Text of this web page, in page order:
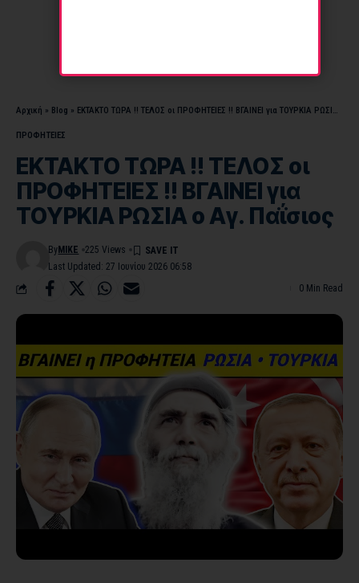
Αρχική » Blog » ΕΚΤΑΚΤΟ ΤΩΡΑ !! ΤΕΛΟΣ οι ΠΡΟΦΗΤΕΙΕΣ !! ΒΓΑΙΝΕΙ για ΤΟΥΡΚΙΑ ΡΩΣΙΑ ο Αγ. Παΐσιος
ΠΡΟΦΗΤΕΙΕΣ
ΕΚΤΑΚΤΟ ΤΩΡΑ !! ΤΕΛΟΣ οι
ΠΡΟΦΗΤΕΙΕΣ !! ΒΓΑΙΝΕΙ για
ΤΟΥΡΚΙΑ ΡΩΣΙΑ ο Αγ. Παΐσιος
Last Updated: 27 Ιουνίου 2026 06:58
By MIKE 225 Views
0 Min Read